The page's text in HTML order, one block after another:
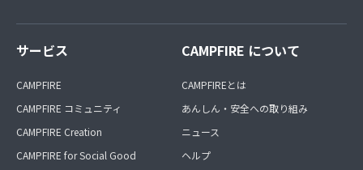
サービス
CAMPFIRE
CAMPFIRE コミュニティ
CAMPFIRE Creation
CAMPFIRE for Social Good
CAMPFIRE について
CAMPFIREとは
あんしん・安全への取り組み
ニュース
ヘルプ